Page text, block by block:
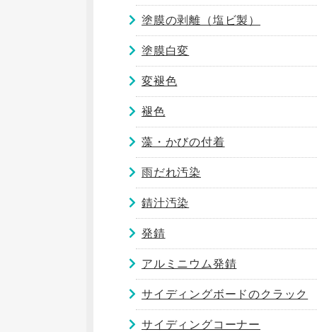
塗膜の剥離（塩ビ製）
塗膜白変
変褪色
褪色
藻・かびの付着
雨だれ汚染
錆汁汚染
発錆
アルミニウム発錆
サイディングボードのクラック
サイディングコーナー